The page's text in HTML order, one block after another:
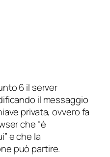
6 il server
il messaggio
privata, ovvero fa
che “è
e che la
può partire.